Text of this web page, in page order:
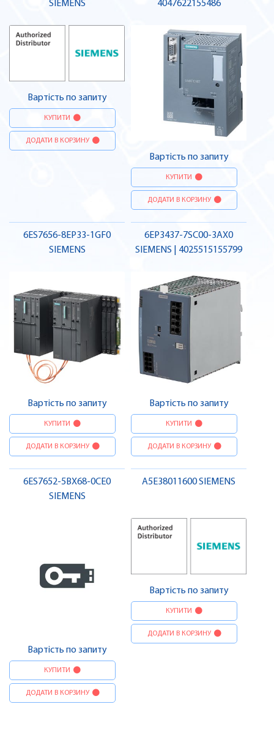
SIEMENS
Вартість по запиту
КУПИТИ
ДОДАТИ В КОРЗИНУ
4047622155486
Вартість по запиту
КУПИТИ
ДОДАТИ В КОРЗИНУ
6ES7656-8EP33-1GF0
SIEMENS
Вартість по запиту
КУПИТИ
ДОДАТИ В КОРЗИНУ
6EP3437-7SC00-3AX0
SIEMENS | 4025515155799
Вартість по запиту
КУПИТИ
ДОДАТИ В КОРЗИНУ
6ES7652-5BX68-0CE0
SIEMENS
Вартість по запиту
КУПИТИ
ДОДАТИ В КОРЗИНУ
A5E38011600 SIEMENS
Вартість по запиту
КУПИТИ
ДОДАТИ В КОРЗИНУ